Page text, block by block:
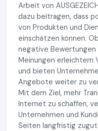
Arbeit von
dazu beitragen, dass
von Produkten und
einschätzen können.
negative
Meinungen erleichtern
und bieten
Angebote weiter zu
Mit dem Ziel, mehr
Internet zu schaffen,
Unternehmen und
Seiten langfristig